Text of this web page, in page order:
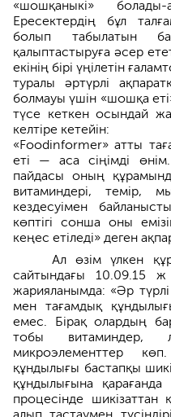
«шошқаныкі»
Ересектердің бұл
болып табылатын
қалыптастыруға әсер
екінің бірі үңілетін
туралы әртүрлі
болмауы үшін «шошқа
түсе кеткен осындай
келтіре кетейін:
«Foodinformer» атты
еті — аса сіңімді
пайдасы оның
витаминдері, темір,
кездесуімен
көптігі сонша оны
кеңес етіледі» деген
Ал өзім үлкен
сайтындағы 10.09.15
жарияланымда: «Әр
мен тағамдық
емес. Бірақ олардың
тобы витаминдер,
микроэлементтер
құндылығы бастапқы
құндылығына
процесінде шикізаттан